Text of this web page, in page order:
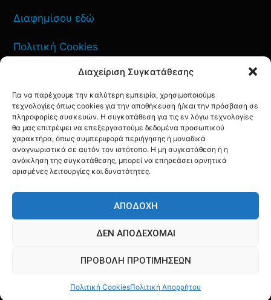
Διαχείριση Συγκατάθεσης
Για να παρέχουμε την καλύτερη εμπειρία, χρησιμοποιούμε
τεχνολογίες όπως cookies για την αποθήκευση ή/και την πρόσβαση σε
πληροφορίες συσκευών. Η συγκατάθεση για τις εν λόγω τεχνολογίες
θα μας επιτρέψει να επεξεργαστούμε δεδομένα προσωπικού
χαρακτήρα, όπως συμπεριφορά περιήγησης ή μοναδικά
αναγνωριστικά σε αυτόν τον ιστότοπο. Η μη συγκατάθεση ή η
ανάκληση της συγκατάθεσης, μπορεί να επηρεάσει αρνητικά
ορισμένες λειτουργίες και δυνατότητες.
ΑΠΟΔΟΧΉ
ΔΕΝ ΑΠΟΔΈΧΟΜΑΙ
ΠΡΟΒΟΛΉ ΠΡΟΤΙΜΉΣΕΩΝ
Πολιτική CookiesΠολιτική Απορρήτου
Διαφημίσου εδώ
Πολιτική Cookies
Πολιτική Απορρήτου
ΕΠΙΚΟΙΝΩΝΙΑ
YOUTUBE